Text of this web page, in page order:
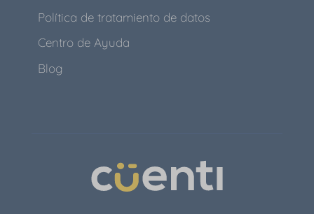
Política de tratamiento de datos
Centro de Ayuda
Blog